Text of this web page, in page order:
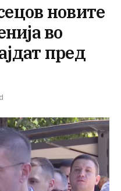
новите
во
пред